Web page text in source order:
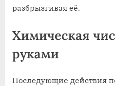
разбрызгивая её.
Химическая
руками
Последующие действия